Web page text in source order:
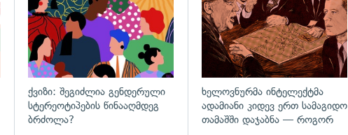
ქვიზი: შეგიძლია გენდერული
სტერეოტიპების წინააღმდეგ
ბრძოლა?
ხელოვნურმა ინტელექტმა
ადამიანი კიდევ ერთ სამაგიდო
თამაშში დაჯაბნა — როგორ